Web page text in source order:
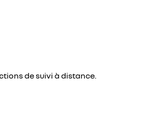
de suivi à distance.